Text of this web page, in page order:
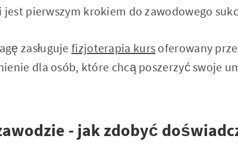
pierwszym krokiem do zawodowego
zasługujefizjoterapia kurs oferowany
dla osób, które chcą poszerzyć swoje
- jak zdobyć